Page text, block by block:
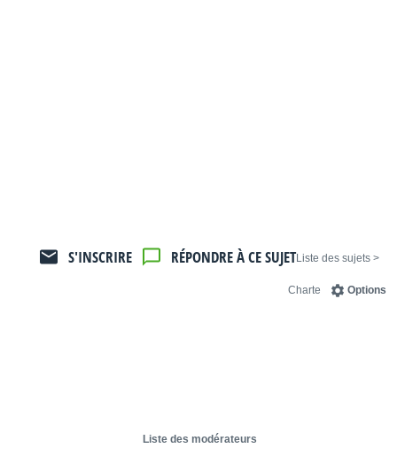
< Liste des sujets
RÉPONDRE À CE SUJET
S'INSCRIRE
Options
Charte
Liste des modérateurs